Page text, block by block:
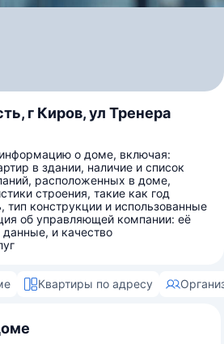
г Киров, ул Тренера
о доме, включая:
в здании, наличие и список
расположенных в доме,
строения, такие как год
тип конструкции и использованные
об управляющей компании: её
данные, и качество
Квартиры по адресу